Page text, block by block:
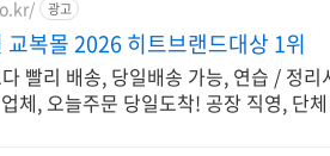
광고
복몰 2026 히트브랜드대상 1위
빨리 배송, 당일배송 가능, 연습 / 정리
체, 오늘주문 당일도착! 공장 직영, 단